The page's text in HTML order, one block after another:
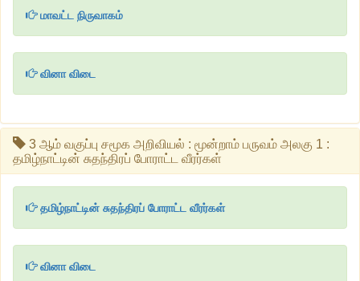
மாவட்ட நிருவாகம்
வினா விடை
3 ஆம் வகுப்பு சமூக அறிவியல் : மூன்றாம் பருவம் அலகு 1 :
தமிழ்நாட்டின் சுதந்திரப் போராட்ட வீரர்கள்
தமிழ்நாட்டின் சுதந்திரப் போராட்ட வீரர்கள்
வினா விடை